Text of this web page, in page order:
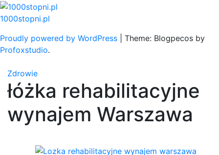
Skip
to
1000stopni.pl
Proudly powered by WordPress
Theme: Blogpecos by
Profoxstudio.
Zdrowie
łóżka rehabilitacyjne
wynajem Warszawa